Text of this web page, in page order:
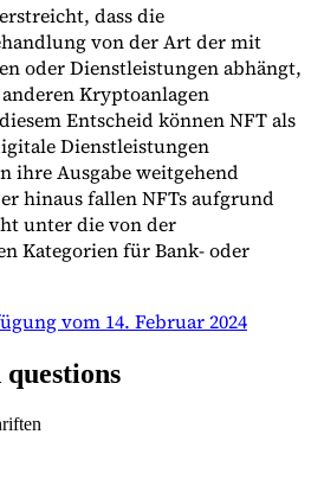
dass die
von der Art der mit
oder Dienstleistungen abhängt,
Kryptoanlagen
Entscheid können NFT als
Dienstleistungen
ihre Ausgabe weitgehend
hinaus fallen NFTs aufgrund
unter die von der
Kategorien für Bank- oder
vom 14. Februar 2024